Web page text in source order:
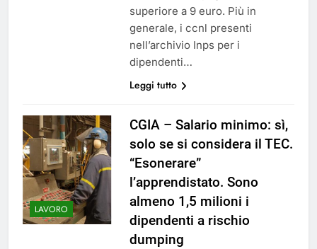
superiore a 9 euro. Più in
generale, i ccnl presenti
nell’archivio Inps per i
dipendenti…
Leggi tutto
LAVORO
CGIA – Salario minimo: sì,
solo se si considera il TEC.
“Esonerare”
l’apprendistato. Sono
almeno 1,5 milioni i
dipendenti a rischio
dumping